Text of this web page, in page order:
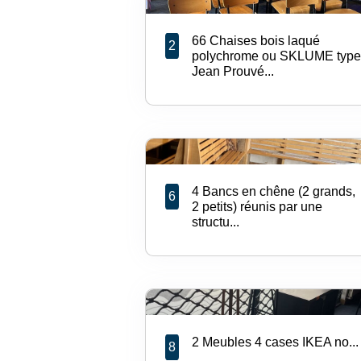
2
66 Chaises bois laqué
polychrome ou SKLUME type
Jean Prouvé...
6
4 Bancs en chêne (2 grands,
2 petits) réunis par une
structu...
8 2 Meubles 4 cases IKEA no...